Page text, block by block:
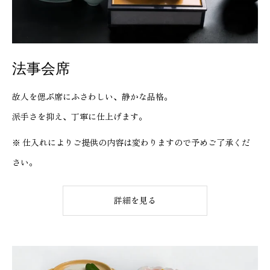
法事会席
故人を偲ぶ席にふさわしい、静かな品格。
派手さを抑え、丁寧に仕上げます。
※ 仕入れによりご提供の内容は変わりますので予めご了承くだ
さい。
詳細を見る